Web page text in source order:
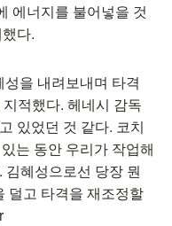
에너지를 불어넣을 것
다.
을 내려보내며 타격
적했다. 헤네시 감독
있었던 것 같다. 코치
는 동안 우리가 작업해
김혜성으로선 당장 뭔
덜고 타격을 재조정할